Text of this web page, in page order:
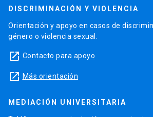
DISCRIMINACIÓN Y VIOLENCIA
Orientación y apoyo en casos de
género o violencia sexual.
launch Contacto para apoyo
launch Más orientación
MEDIACIÓN UNIVERSITARIA